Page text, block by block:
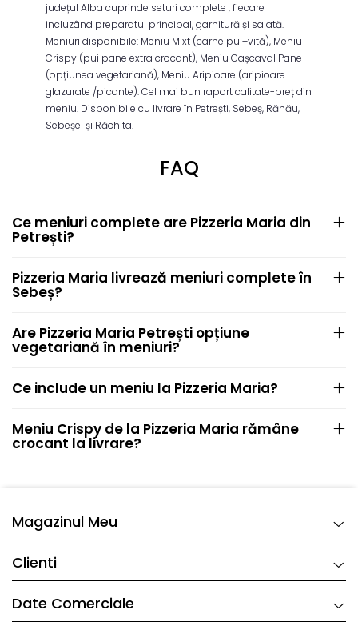
județul Alba cuprinde seturi complete , fiecare
incluzând preparatul principal, garnitură și salată.
Meniuri disponibile: Meniu Mixt (carne pui+vită), Meniu
Crispy (pui pane extra crocant), Meniu Cașcaval Pane
(opțiunea vegetariană), Meniu Aripioare (aripioare
glazurate /picante). Cel mai bun raport calitate-preț din
meniu. Disponibile cu livrare în Petrești, Sebeș, Răhău,
Sebeșel și Răchita.
FAQ
Ce meniuri complete are Pizzeria Maria din
Petrești?
Pizzeria Maria livrează meniuri complete în
Sebeș?
Are Pizzeria Maria Petrești opțiune
vegetariană în meniuri?
Ce include un meniu la Pizzeria Maria?
Meniu Crispy de la Pizzeria Maria rămâne
crocant la livrare?
Magazinul Meu
Clienti
Date Comerciale